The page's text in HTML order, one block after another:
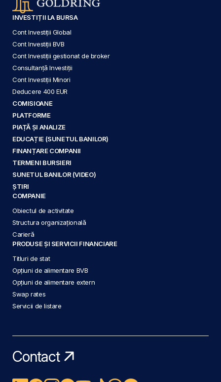
INVESTIȚII LA BURSA
Cont Investiții Global
Cont Investiții BVB
Cont Investiții gestionat de broker
Consultanță Investiții
Cont Investiții Minori
Deducere 400 EUR
COMISIOANE
PLATFORME
PIAȚĂ ȘI ANALIZE
EDUCAȚIE (SUNETUL BANILOR)
FINANȚARE COMPANII
TERMENI BURSIERI
SUNETUL BANILOR (VIDEO)
ȘTIRI
COMPANIE
Obiectul de activitate
Structura organizațională
Carieră
PRODUSE ȘI SERVICII FINANCIARE
Titluri de stat
Opțiuni de alimentare BVB
Opțiuni de alimentare extern
Swap rates
Servicii de listare
Contact